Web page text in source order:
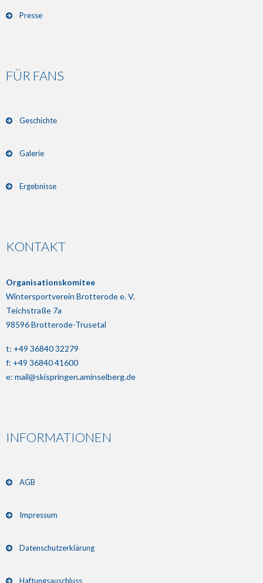
Presse
FÜR FANS
Geschichte
Galerie
Ergebnisse
KONTAKT
Organisationskomitee
Wintersportverein Brotterode e. V.
Teichstraße 7a
98596 Brotterode-Trusetal
t: +49 36840 32279
f: +49 36840 41600
e: mail@skispringen.aminselberg.de
INFORMATIONEN
AGB
Impressum
Datenschutzerklärung
Haftungsauschluss